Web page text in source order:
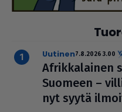
uutinen7.8.2026 3.00
Afrik­ka­lai­nen
Suomeen –
nyt syytä